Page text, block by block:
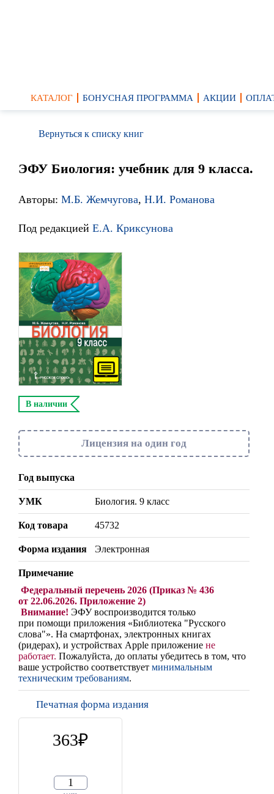
КАТАЛОГ БОНУСНАЯ ПРОГРАММА АКЦИИ
Вернуться к списку книг
ЭФУ Биология: учебник для 9 класса.
Авторы: М.Б. Жемчугова, Н.И. Романова
Под редакцией Е.А. Криксунова
В наличии
Лицензия на один год
Год выпуска
УМК Биология. 9 класс
Код товара 45732
Форма издания Электронная
Примечание
Федеральный перечень 2026 (Приказ № 436
от 22.06.2026. Приложение 2)
Внимание! ЭФУ воспроизводится только
при помощи приложения «Библиотека "Русского
слова"». На смартфонах, электронных книгах
(ридерах), и устройствах Apple приложение не
работает. Пожалуйста, до оплаты убедитесь в том, что
ваше устройство соответствует минимальным
техническим требованиям.
Печатная форма издания
363